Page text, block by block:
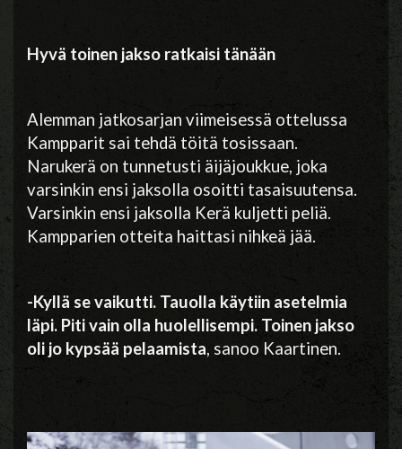
Hyvä toinen jakso ratkaisi tänään
Alemman jatkosarjan viimeisessä ottelussa
Kampparit sai tehdä töitä tosissaan.
Narukerä on tunnetusti äijäjoukkue, joka
varsinkin ensi jaksolla osoitti tasaisuutensa.
Varsinkin ensi jaksolla Kerä kuljetti peliä.
Kampparien otteita haittasi nihkeä jää.
-Kyllä se vaikutti. Tauolla käytiin asetelmia
läpi. Piti vain olla huolellisempi. Toinen jakso
oli jo kypsää pelaamista, sanoo Kaartinen.